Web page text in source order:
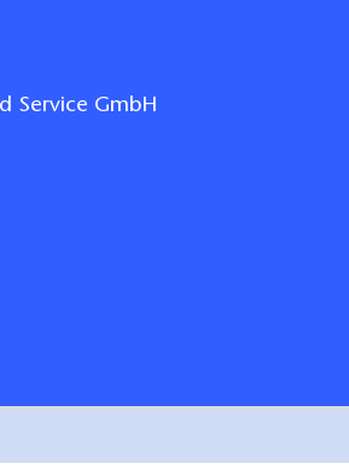
bestellen
Service GmbH